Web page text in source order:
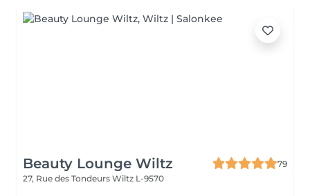
Beauty Lounge Wiltz
79
27, Rue des Tondeurs Wiltz L-9570